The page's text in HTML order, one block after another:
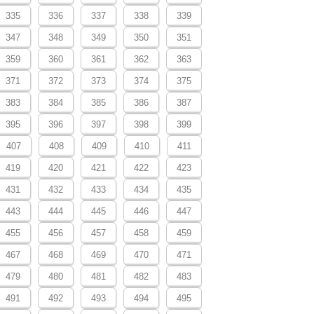
335 336 337 338 339
347 348 349 350 351
359 360 361 362 363
371 372 373 374 375
383 384 385 386 387
395 396 397 398 399
407 408 409 410 411
419 420 421 422 423
431 432 433 434 435
443 444 445 446 447
455 456 457 458 459
467 468 469 470 471
479 480 481 482 483
491 492 493 494 495